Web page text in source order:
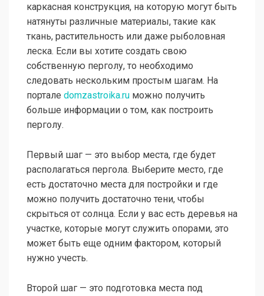
каркасная конструкция, на которую могут быть
натянуты различные материалы, такие как
ткань, растительность или даже рыболовная
леска. Если вы хотите создать свою
собственную перголу, то необходимо
следовать нескольким простым шагам. На
портале domzastroika.ru можно получить
больше информации о том, как построить
перголу.
Первый шаг — это выбор места, где будет
располагаться пергола. Выберите место, где
есть достаточно места для постройки и где
можно получить достаточно тени, чтобы
скрыться от солнца. Если у вас есть деревья на
участке, которые могут служить опорами, это
может быть еще одним фактором, который
нужно учесть.
Второй шаг — это подготовка места под